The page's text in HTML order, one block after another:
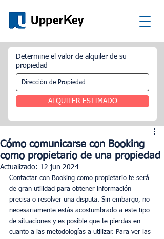
Determine el valor de alquiler de su
propiedad
ALQUILER ESTIMADO
Cómo comunicarse con Booking
como propietario de una propiedad
Actualizado: 12 jun 2024
Contactar con Booking como propietario te será
de gran utilidad para obtener información
precisa o resolver una disputa. Sin embargo, no
necesariamente estás acostumbrado a este tipo
de situaciones y es posible que te pierdas en
cuanto a las metodologías a utilizar. Para ver las